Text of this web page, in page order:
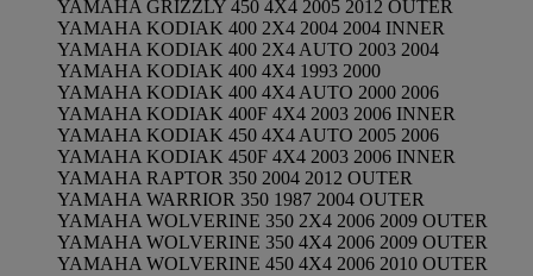
YAMAHA GRIZZLY 450 4X4 2005 2012 OUTER
YAMAHA KODIAK 400 2X4 2004 2004 INNER
YAMAHA KODIAK 400 2X4 AUTO 2003 2004
YAMAHA KODIAK 400 4X4 1993 2000
YAMAHA KODIAK 400 4X4 AUTO 2000 2006
YAMAHA KODIAK 400F 4X4 2003 2006 INNER
YAMAHA KODIAK 450 4X4 AUTO 2005 2006
YAMAHA KODIAK 450F 4X4 2003 2006 INNER
YAMAHA RAPTOR 350 2004 2012 OUTER
YAMAHA WARRIOR 350 1987 2004 OUTER
YAMAHA WOLVERINE 350 2X4 2006 2009 OUTER
YAMAHA WOLVERINE 350 4X4 2006 2009 OUTER
YAMAHA WOLVERINE 450 4X4 2006 2010 OUTER